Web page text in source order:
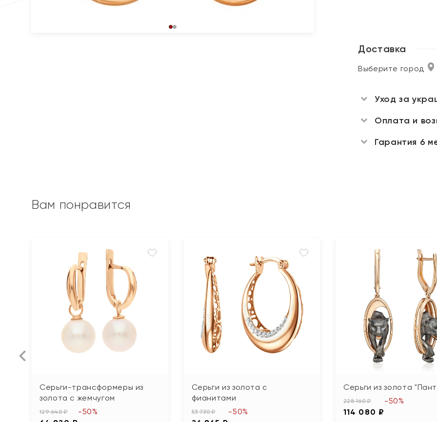
Доставка
Выберите город
Уход за
Оплата и
Гарантия 6
Вам понравится
Серьги-трансформеры из
золота с жемчугом
129 640 ₽ -50%
Серьги из золота с
фианитами
53 730 ₽ -50%
Серьги из золота
228 160 ₽
114 080 ₽
-50%